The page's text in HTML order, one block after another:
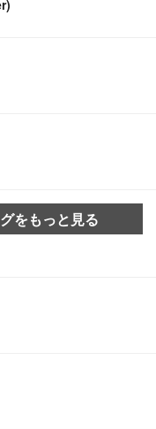
をもっと見る